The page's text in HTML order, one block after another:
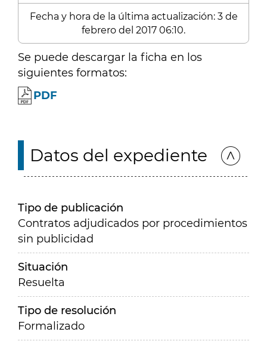
Fecha y hora de la última actualización: 3 de
febrero del 2017 06:10.
Se puede descargar la ficha en los
siguientes formatos:
PDF
Datos del expediente
Tipo de publicación
Contratos adjudicados por procedimientos
sin publicidad
Situación
Resuelta
Tipo de resolución
Formalizado